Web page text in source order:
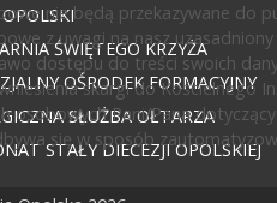
ŚWIĘTEGO KRZYŻA
OŚRODEK FORMACYJNY
SŁUŻBA OŁTARZA
STAŁY DIECEZJI OPOLSKIEJ
nie będą przekazywane do
z uwagi na nasz
dostępu do treści swoich
skargi do Kościelnego
osobowych Pani/Pana
się w sposób